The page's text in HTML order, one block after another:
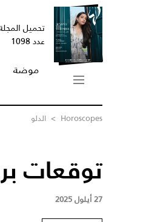
تحميل
عدد 1098
موضة
Horoscopes
> الدلو
توقعات برج
27 أيلول 2025